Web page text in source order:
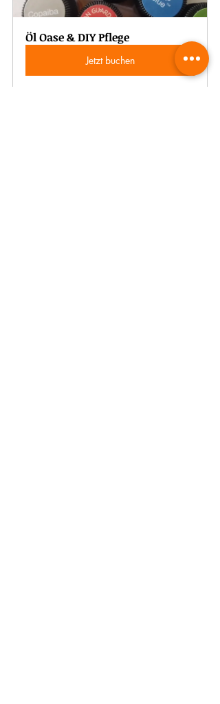
Öl Oase & DIY Pflege
Jetzt buchen